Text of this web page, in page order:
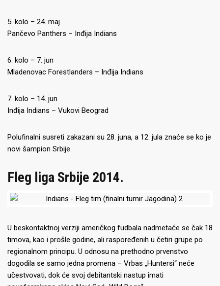
5. kolo – 24. maj
Pančevo Panthers – Inđija Indians
6. kolo – 7. jun
Mladenovac Forestlanders – Inđija Indians
7. kolo – 14. jun
Inđija Indians – Vukovi Beograd
Polufinalni susreti zakazani su 28. juna, a 12. jula znaće se ko je
novi šampion Srbije.
Fleg liga Srbije 2014.
U beskontaktnoj verziji američkog fudbala nadmetaće se čak 18
timova, kao i prošle godine, ali raspoređenih u četiri grupe po
regionalnom principu. U odnosu na prethodno prvenstvo
dogodila se samo jedna promena – Vrbas „Huntersi“ neće
učestvovati, dok će svoj debitantski nastup imati